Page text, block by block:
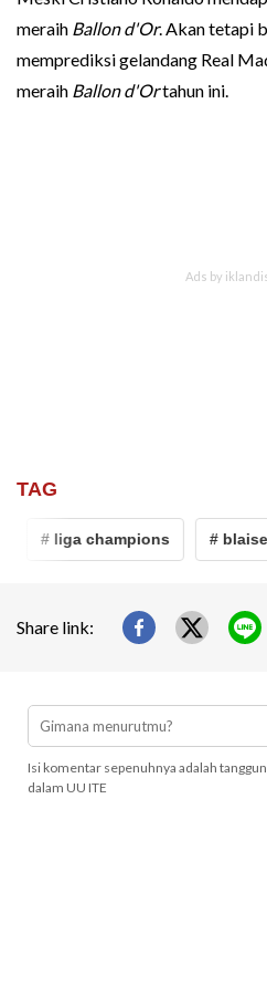
meraih Ballon d'Or. Akan tetapi
memprediksi gelandang Real
meraih Ballon d'Ortahun ini.
TAG
# liga champions # blaise
Share link:
Isi komentar sepenuhnya adalah
dalam UU ITE